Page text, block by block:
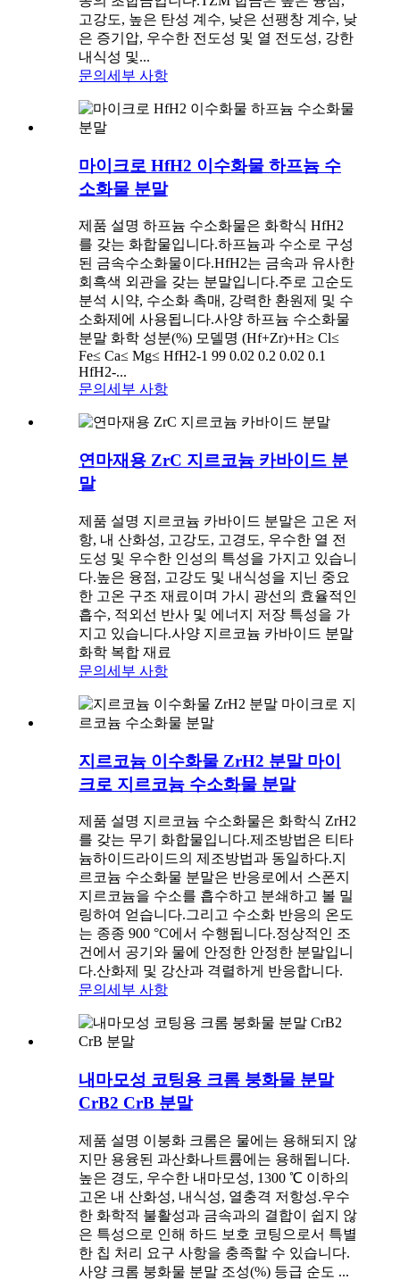
고강도, 높은 탄성 계수, 낮은 선팽창 계수, 낮
은 증기압, 우수한 전도성 및 열 전도성, 강한
내식성 및...
문의 세부 사항
마이크로 HfH2 이수화물 하프늄 수
소화물 분말
제품 설명 하프늄 수소화물은 화학식 HfH2
를 갖는 화합물입니다.하프늄과 수소로 구성
된 금속수소화물이다.HfH2는 금속과 유사한
회흑색 외관을 갖는 분말입니다.주로 고순도
분석 시약, 수소화 촉매, 강력한 환원제 및 수
소화제에 사용됩니다.사양 하프늄 수소화물
분말 화학 성분(%) 모델명 (Hf+Zr)+H≥ Cl≤
Fe≤ Ca≤ Mg≤ HfH2-1 99 0.02 0.2 0.02 0.1
HfH2-...
문의 세부 사항
연마재용 ZrC 지르코늄 카바이드 분
말
제품 설명 지르코늄 카바이드 분말은 고온 저
항, 내 산화성, 고강도, 고경도, 우수한 열 전
도성 및 우수한 인성의 특성을 가지고 있습니
다.높은 융점, 고강도 및 내식성을 지닌 중요
한 고온 구조 재료이며 가시 광선의 효율적인
흡수, 적외선 반사 및 에너지 저장 특성을 가
지고 있습니다.사양 지르코늄 카바이드 분말
화학 복합 재료
문의 세부 사항
지르코늄 이수화물 ZrH2 분말 마이
크로 지르코늄 수소화물 분말
제품 설명 지르코늄 수소화물은 화학식 ZrH2
를 갖는 무기 화합물입니다.제조방법은 티타
늄하이드라이드의 제조방법과 동일하다.지
르코늄 수소화물 분말은 반응로에서 스폰지
지르코늄을 수소를 흡수하고 분쇄하고 볼 밀
링하여 얻습니다.그리고 수소화 반응의 온도
는 종종 900 °C에서 수행됩니다.정상적인 조
건에서 공기와 물에 안정한 안정한 분말입니
다.산화제 및 강산과 격렬하게 반응합니다.
문의 세부 사항
내마모성 코팅용 크롬 붕화물 분말
CrB2 CrB 분말
제품 설명 이붕화 크롬은 물에는 용해되지 않
지만 용융된 과산화나트륨에는 용해됩니다.
높은 경도, 우수한 내마모성, 1300 ℃ 이하의
고온 내 산화성, 내식성, 열충격 저항성.우수
한 화학적 불활성과 금속과의 결합이 쉽지 않
은 특성으로 인해 하드 보호 코팅으로서 특별
한 칩 처리 요구 사항을 충족할 수 있습니다.
사양 크롬 붕화물 분말 조성(%) 등급 순도 ...